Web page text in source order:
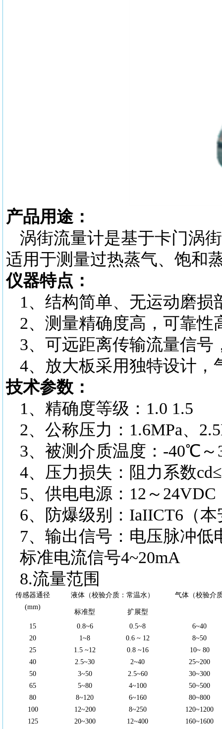
产品用途：
涡街流量计是基于卡门涡
适用于测量过热蒸气、饱和
仪器特点：
1、结构简单、无运动磨损
2、测量精确度高，可靠性
3、可远距离传输流量信
4、放大板采用独特设计，
技术参数：
1、精确度等级：1.0 1.5
2、公称压力：1.6MPa、
3、被测介质温度：-40℃
4、压力损失：阻力系数
5、供电电源：12～24VDC
6、防爆级别：IaIICT6（
7、输出信号：电压脉冲
标准电流信号4~20mA
8.流量范围
传感器通径
(mm)
液体（校验介质：常温水） 气体（校验介
标准型
扩展型
15
0.8~6 0.5~8
6~40
20
1~8 0.6 ~ 12
8~50
25
1.5 ~12 0.8 ~16
10~ 80
40
2.5~30 2~40
25~200
50
3~50 2.5~60
30~300
65
5~80 4~100
50~500
80
8~120 6~160
80~800
100
12~200 8~250
120~1200
125
20~300 12~400
160~1600